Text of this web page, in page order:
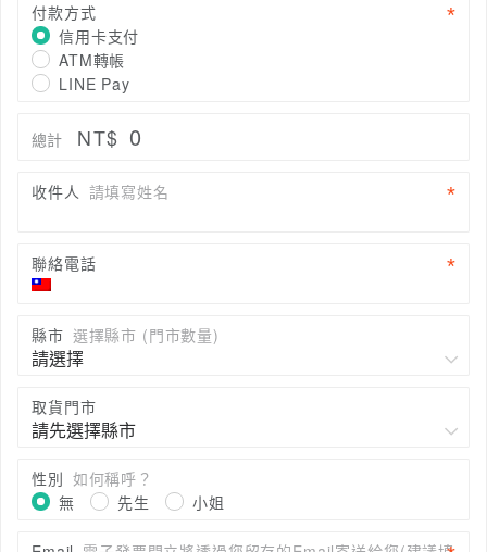
付款方式
信用卡支付
ATM轉帳
LINE Pay
總計 NT$ 0
收件人 請填寫姓名
聯絡電話
縣市 選擇縣市 (門市數量)
取貨門市
性別 如何稱呼？
無
先生 小姐